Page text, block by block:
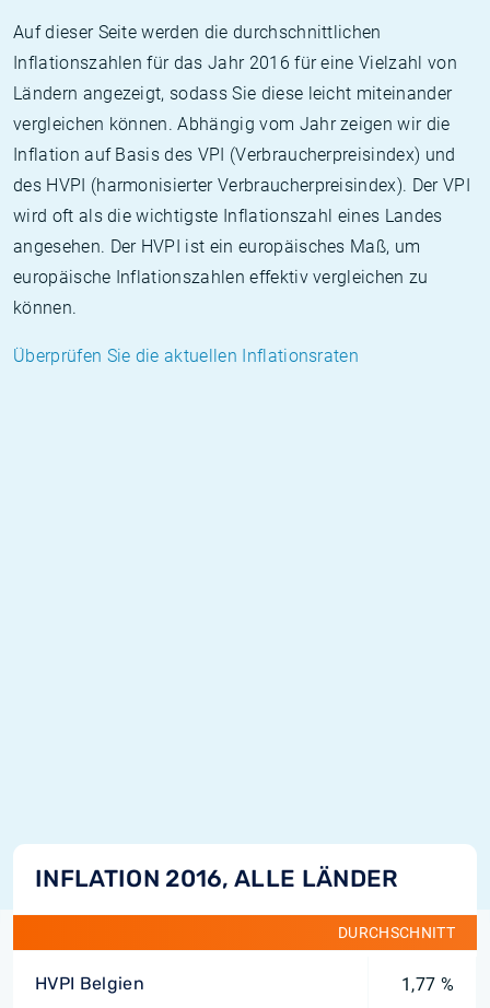
Auf dieser Seite werden die durchschnittlichen
Inflationszahlen für das Jahr 2016 für eine Vielzahl von
Ländern angezeigt, sodass Sie diese leicht miteinander
vergleichen können. Abhängig vom Jahr zeigen wir die
Inflation auf Basis des VPI (Verbraucherpreisindex) und
des HVPI (harmonisierter Verbraucherpreisindex). Der VPI
wird oft als die wichtigste Inflationszahl eines Landes
angesehen. Der HVPI ist ein europäisches Maß, um
europäische Inflationszahlen effektiv vergleichen zu
können.
Überprüfen Sie die aktuellen Inflationsraten
INFLATION 2016, ALLE LÄNDER
DURCHSCHNITT
HVPI Belgien 1,77 %